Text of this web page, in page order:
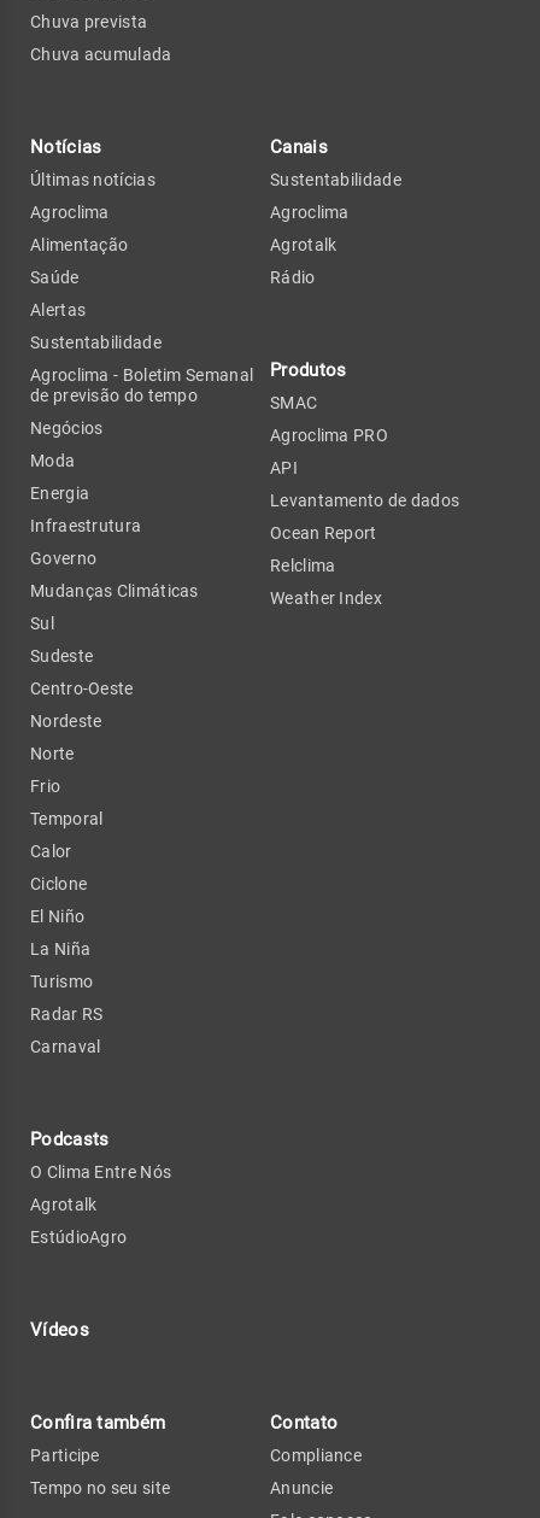
Chuva prevista
Chuva acumulada
Notícias
Últimas notícias
Agroclima
Alimentação
Saúde
Alertas
Sustentabilidade
Agroclima - Boletim Semanal
de previsão do tempo
Negócios
Moda
Energia
Infraestrutura
Governo
Mudanças Climáticas
Sul
Sudeste
Centro-Oeste
Nordeste
Norte
Frio
Temporal
Calor
Ciclone
El Niño
La Niña
Turismo
Radar RS
Carnaval
Podcasts
O Clima Entre Nós
Agrotalk
EstúdioAgro
Vídeos
Canais
Sustentabilidade
Agroclima
Agrotalk
Rádio
Produtos
SMAC
Agroclima PRO
API
Levantamento de dados
Ocean Report
Relclima
Weather Index
Confira também
Participe
Tempo no seu site
Contato
Compliance
Anuncie